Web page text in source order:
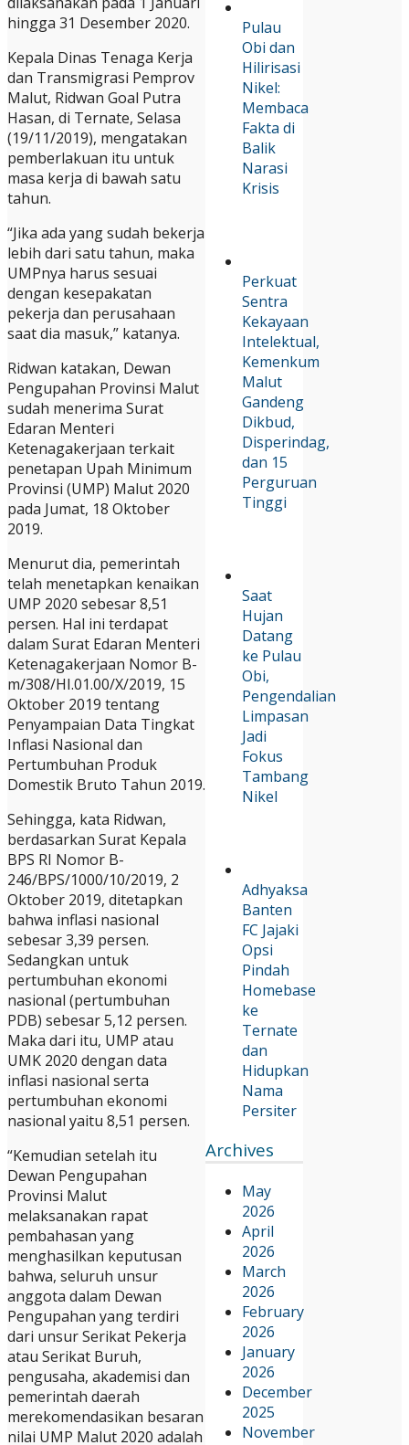
Pulau
Obi dan
Hilirisasi
Nikel:
Membaca
Fakta di
Balik
Narasi
Krisis
Perkuat
Sentra
Kekayaan
Intelektual,
Kemenkum
Malut
Gandeng
Dikbud,
Disperindag,
dan 15
Perguruan
Tinggi
Saat
Hujan
Datang
ke Pulau
Obi,
Pengendalian
Limpasan
Jadi
Fokus
Tambang
Nikel
Adhyaksa
Banten
FC Jajaki
Opsi
Pindah
Homebase
ke
Ternate
dan
Hidupkan
Nama
Persiter
Archives
May
2026
April
2026
March
2026
February
2026
January
2026
December
2025
November
hingga 31 Desember 2020.
Kepala Dinas Tenaga Kerja
dan Transmigrasi Pemprov
Malut, Ridwan Goal Putra
Hasan, di Ternate, Selasa
(19/11/2019), mengatakan
pemberlakuan itu untuk
masa kerja di bawah satu
tahun.
“Jika ada yang sudah bekerja
lebih dari satu tahun, maka
UMPnya harus sesuai
dengan kesepakatan
pekerja dan perusahaan
saat dia masuk,” katanya.
Ridwan katakan, Dewan
Pengupahan Provinsi Malut
sudah menerima Surat
Edaran Menteri
Ketenagakerjaan terkait
penetapan Upah Minimum
Provinsi (UMP) Malut 2020
pada Jumat, 18 Oktober
2019.
Menurut dia, pemerintah
telah menetapkan kenaikan
UMP 2020 sebesar 8,51
persen. Hal ini terdapat
dalam Surat Edaran Menteri
Ketenagakerjaan Nomor B-
m/308/HI.01.00/X/2019, 15
Oktober 2019 tentang
Penyampaian Data Tingkat
Inflasi Nasional dan
Pertumbuhan Produk
Domestik Bruto Tahun 2019.
Sehingga, kata Ridwan,
berdasarkan Surat Kepala
BPS RI Nomor B-
246/BPS/1000/10/2019, 2
Oktober 2019, ditetapkan
bahwa inflasi nasional
sebesar 3,39 persen.
Sedangkan untuk
pertumbuhan ekonomi
nasional (pertumbuhan
PDB) sebesar 5,12 persen.
Maka dari itu, UMP atau
UMK 2020 dengan data
inflasi nasional serta
pertumbuhan ekonomi
nasional yaitu 8,51 persen.
“Kemudian setelah itu
Dewan Pengupahan
Provinsi Malut
melaksanakan rapat
pembahasan yang
menghasilkan keputusan
bahwa, seluruh unsur
anggota dalam Dewan
Pengupahan yang terdiri
dari unsur Serikat Pekerja
atau Serikat Buruh,
pengusaha, akademisi dan
pemerintah daerah
merekomendasikan besaran
nilai UMP Malut 2020 adalah